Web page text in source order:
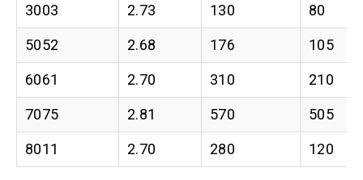
3003 2.73 130 80
5052 2.68 176 105
6061 2.70 310 210
7075 2.81 570 505
8011 2.70 280 120